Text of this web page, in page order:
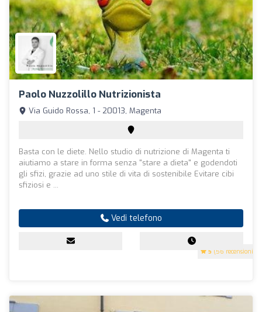
Paolo Nuzzolillo Nutrizionista
5 (56 recensioni)
Via Guido Rossa, 1 - 20013, Magenta
Basta con le diete. Nello studio di nutrizione di Magenta ti
aiutiamo a stare in forma senza "stare a dieta" e godendoti
gli sfizi, grazie ad uno stile di vita di sostenibile Evitare cibi
sfiziosi e ...
Vedi telefono